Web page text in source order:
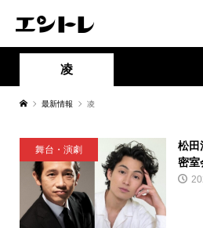
凌
最新情報 凌
舞台・演劇
松
密室